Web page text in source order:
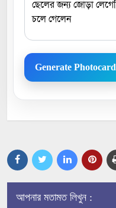
Generate Photocard
আপনার মতামত লিখুন :